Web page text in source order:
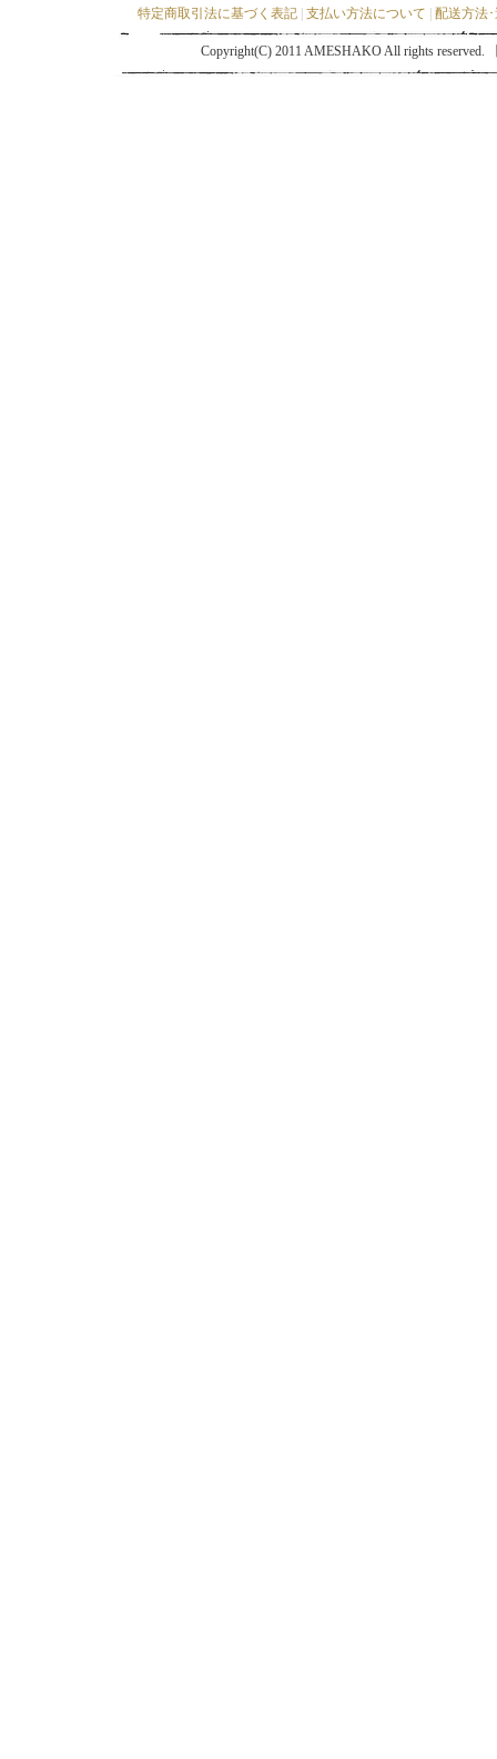
特定商取引法に基づく表記 支払い方法について 配送方法
Copyright(C) 2011 AMESHAKO All rights